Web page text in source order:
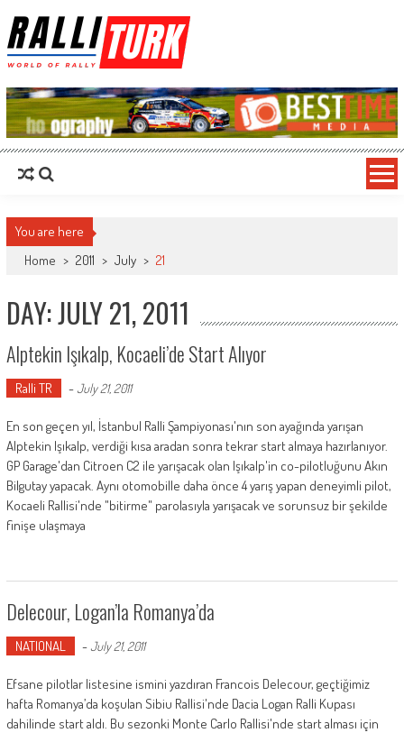
RalliTurk
You are here
Home > 2011 > July > 21
DAY: JULY 21, 2011
Alptekin Işıkalp, Kocaeli’de Start Alıyor
Ralli TR -July 21, 2011
En son geçen yıl, İstanbul Ralli Şampiyonası'nın son ayağında yarışan
Alptekin Işıkalp, verdiği kısa aradan sonra tekrar start almaya hazırlanıyor.
GP Garage'dan Citroen C2 ile yarışacak olan Işıkalp'in co-pilotluğunu Akın
Bilgutay yapacak. Aynı otomobille daha önce 4 yarış yapan deneyimli pilot,
Kocaeli Rallisi'nde "bitirme" parolasıyla yarışacak ve sorunsuz bir şekilde
finişe ulaşmaya
Delecour, Logan’la Romanya’da
NATIONAL -July 21, 2011
Efsane pilotlar listesine ismini yazdıran Francois Delecour, geçtiğimiz
hafta Romanya’da koşulan Sibiu Rallisi'nde Dacia Logan Ralli Kupası
dahilinde start aldı. Bu sezonki Monte Carlo Rallisi'nde start alması için